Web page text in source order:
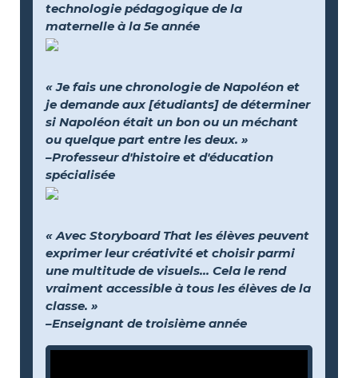
technologie pédagogique de la
maternelle à la 5e année
« Je fais une chronologie de Napoléon et
je demande aux [étudiants] de déterminer
si Napoléon était un bon ou un méchant
ou quelque part entre les deux. »
–Professeur d'histoire et d'éducation
spécialisée
« Avec Storyboard That les élèves peuvent
exprimer leur créativité et choisir parmi
une multitude de visuels… Cela le rend
vraiment accessible à tous les élèves de la
classe. »
–Enseignant de troisième année